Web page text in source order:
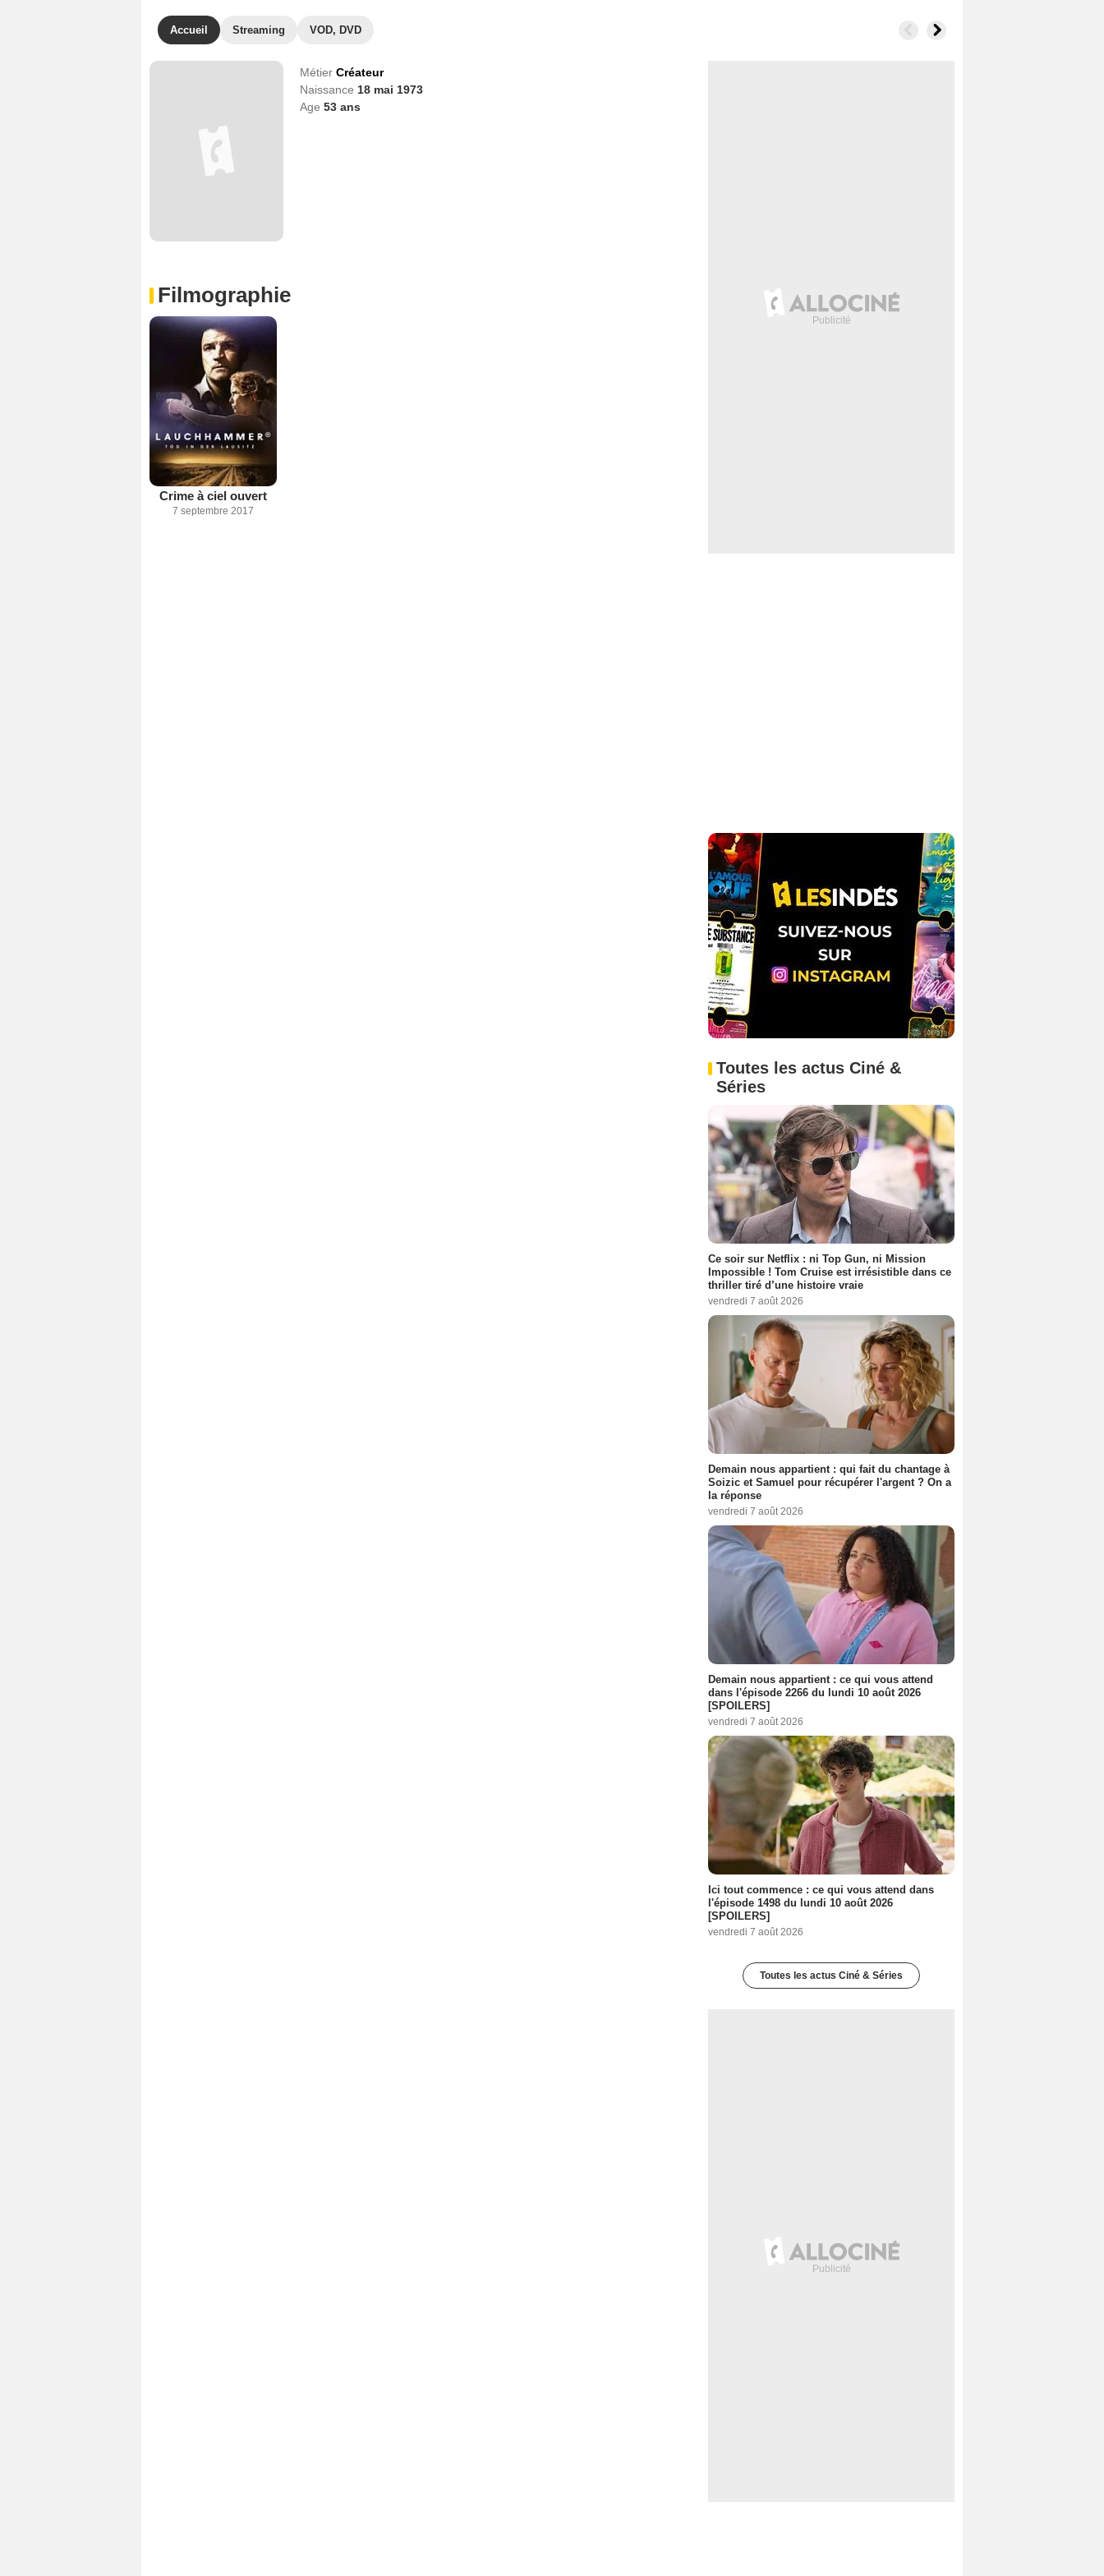
Accueil Streaming VOD, DVD
Métier Créateur
Naissance 18 mai 1973
Age 53ans
Filmographie
Crime à ciel ouvert
7 septembre 2017
Toutes les actus Ciné &
Séries
Ce soir sur Netflix : ni Top Gun, ni Mission
Impossible ! Tom Cruise est irrésistible dans ce
thriller tiré d’une histoire vraie
vendredi 7 août 2026
Demain nous appartient : qui fait du chantage à
Soizic et Samuel pour récupérer l'argent ? On a
la réponse
vendredi 7 août 2026
Demain nous appartient : ce qui vous attend
dans l'épisode 2266 du lundi 10 août 2026
[SPOILERS]
vendredi 7 août 2026
Ici tout commence : ce qui vous attend dans
l'épisode 1498 du lundi 10 août 2026
[SPOILERS]
vendredi 7 août 2026
Toutes les actus Ciné & Séries